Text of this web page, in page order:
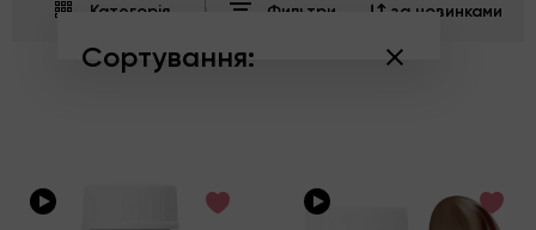
Категорія Фильтри за новинками
Сортування:
за зростанням ціни